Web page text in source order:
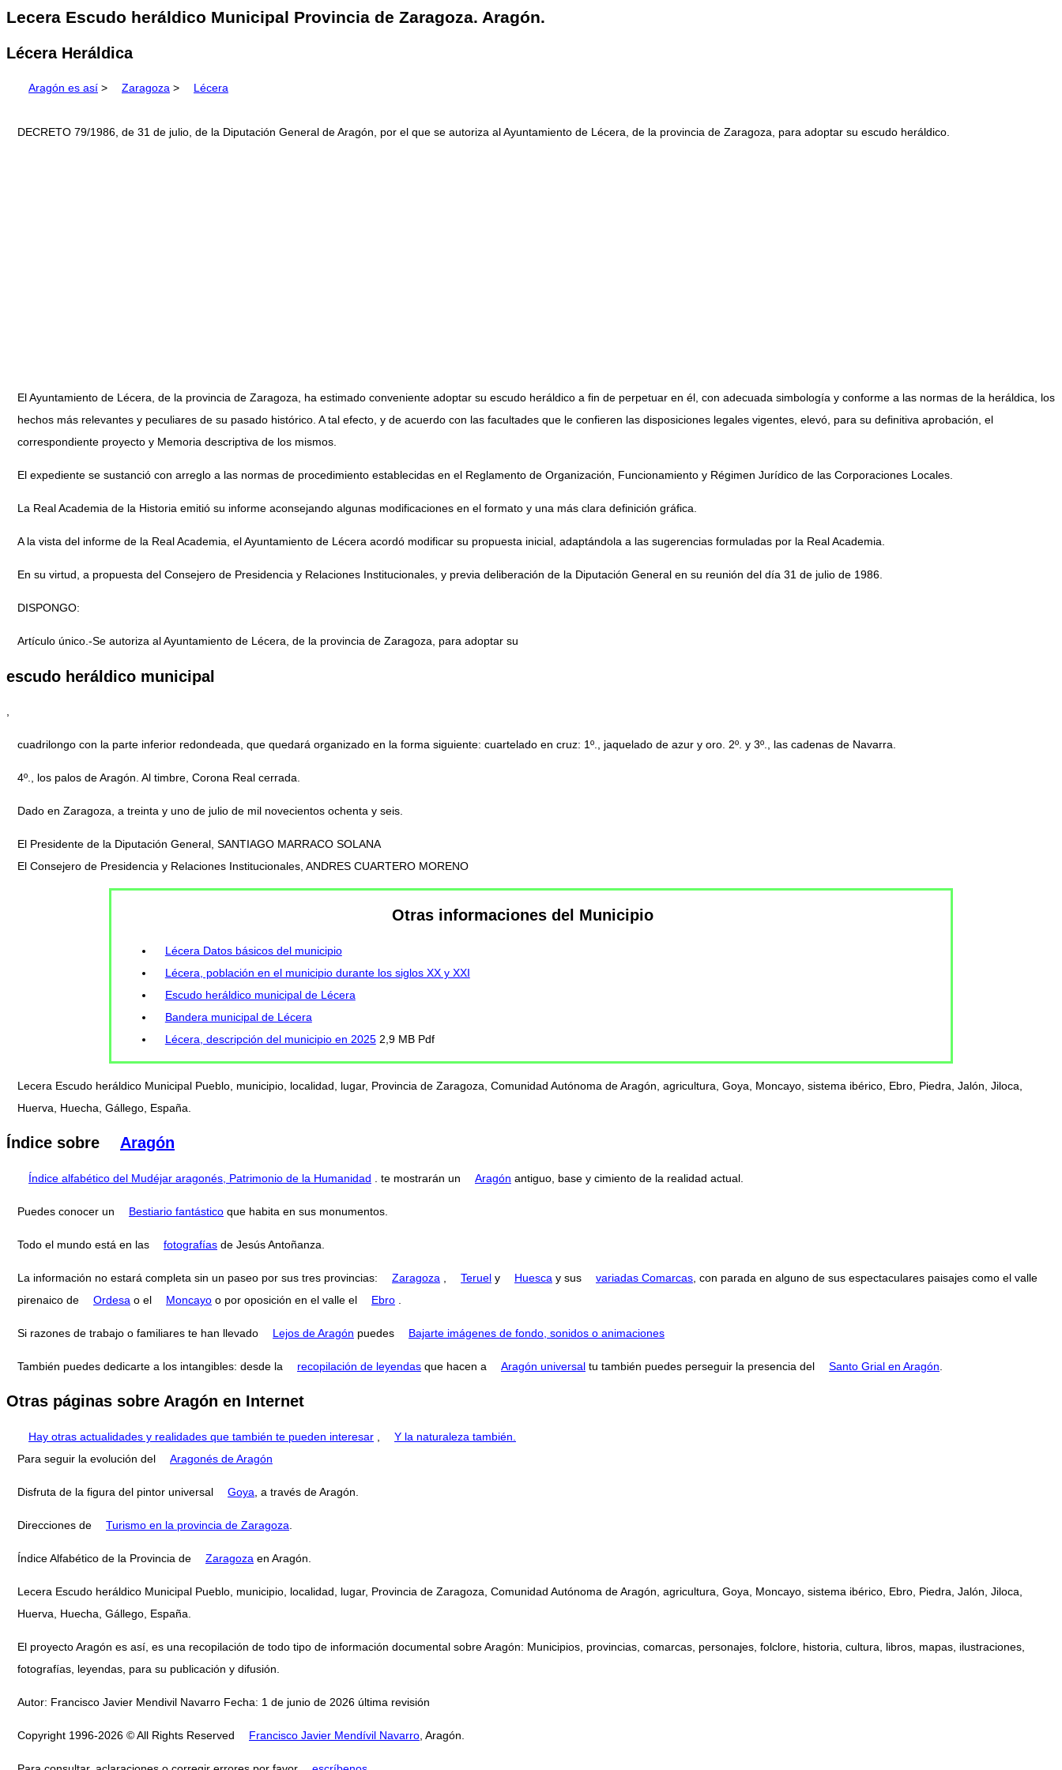
Lecera Escudo heráldico Municipal Provincia de Zaragoza. Aragón.
Lécera Heráldica
Aragón es así > Zaragoza > Lécera
DECRETO 79/1986, de 31 de julio, de la Diputación General de Aragón, por el que se autoriza al Ayuntamiento de Lécera, de la provincia de Zaragoza, para adoptar su escudo heráldico.
El Ayuntamiento de Lécera, de la provincia de Zaragoza, ha estimado conveniente adoptar su escudo heráldico a fin de perpetuar en él, con adecuada simbología y conforme a las normas de la heráldica, los
hechos más relevantes y peculiares de su pasado histórico. A tal efecto, y de acuerdo con las facultades que le confieren las disposiciones legales vigentes, elevó, para su definitiva aprobación, el
correspondiente proyecto y Memoria descriptiva de los mismos.
El expediente se sustanció con arreglo a las normas de procedimiento establecidas en el Reglamento de Organización, Funcionamiento y Régimen Jurídico de las Corporaciones Locales.
La Real Academia de la Historia emitió su informe aconsejando algunas modificaciones en el formato y una más clara definición gráfica.
A la vista del informe de la Real Academia, el Ayuntamiento de Lécera acordó modificar su propuesta inicial, adaptándola a las sugerencias formuladas por la Real Academia.
En su virtud, a propuesta del Consejero de Presidencia y Relaciones Institucionales, y previa deliberación de la Diputación General en su reunión del día 31 de julio de 1986.
DISPONGO:
Artículo único.-Se autoriza al Ayuntamiento de Lécera, de la provincia de Zaragoza, para adoptar su
escudo heráldico municipal
,
cuadrilongo con la parte inferior redondeada, que quedará organizado en la forma siguiente: cuartelado en cruz: 1º., jaquelado de azur y oro. 2º. y 3º., las cadenas de Navarra.
4º., los palos de Aragón. Al timbre, Corona Real cerrada.
Dado en Zaragoza, a treinta y uno de julio de mil novecientos ochenta y seis.
El Presidente de la Diputación General, SANTIAGO MARRACO SOLANA
El Consejero de Presidencia y Relaciones Institucionales, ANDRES CUARTERO MORENO
Otras informaciones del Municipio
Lécera Datos básicos del municipio
Lécera, población en el municipio durante los siglos XX y XXI
Escudo heráldico municipal de Lécera
Bandera municipal de Lécera
Lécera, descripción del municipio en 20252,9 MB Pdf
Lecera Escudo heráldico Municipal Pueblo, municipio, localidad, lugar, Provincia de Zaragoza, Comunidad Autónoma de Aragón, agricultura, Goya, Moncayo, sistema ibérico, Ebro, Piedra, Jalón, Jiloca,
Huerva, Huecha, Gállego, España.
Índice sobre Aragón
Índice alfabético del Mudéjar aragonés, Patrimonio de la Humanidad . te mostrarán un Aragón antiguo, base y cimiento de la realidad actual.
Puedes conocer un Bestiario fantástico que habita en sus monumentos.
Todo el mundo está en las fotografías de Jesús Antoñanza.
La información no estará completa sin un paseo por sus tres provincias: Zaragoza Teruel y Huesca y sus variadas Comarcas , con parada en alguno de sus espectaculares paisajes como el valle
pirenaico de
Ordesa o el Moncayo o por oposición en el valle el Ebro
Si razones de trabajo o familiares te han llevado Lejos de Aragón puedes Bajarte imágenes de fondo, sonidos o animaciones
También puedes dedicarte a los intangibles: desde la recopilación de leyendas que hacen a Aragón universal tu también puedes perseguir la presencia del Santo Grial en Aragón
Otras páginas sobre Aragón en Internet
Hay otras actualidades y realidades que también te pueden interesar
Y la naturaleza también.
Para seguir la evolución del
Aragonés de Aragón
Disfruta de la figura del pintor universal Goya , a través de Aragón.
Direcciones de Turismo en la provincia de Zaragoza
Índice Alfabético de la Provincia de Zaragoza en Aragón.
Lecera Escudo heráldico Municipal Pueblo, municipio, localidad, lugar, Provincia de Zaragoza, Comunidad Autónoma de Aragón, agricultura, Goya, Moncayo, sistema ibérico, Ebro, Piedra, Jalón, Jiloca,
Huerva, Huecha, Gállego, España.
El proyecto Aragón es así, es una recopilación de todo tipo de información documental sobre Aragón: Municipios, provincias, comarcas, personajes, folclore, historia, cultura, libros, mapas, ilustraciones,
fotografías, leyendas, para su publicación y difusión.
Autor: Francisco Javier Mendivil Navarro Fecha: 1 de junio de 2026 última revisión
Copyright 1996-2026 © All Rights Reserved Francisco Javier Mendívil Navarro , Aragón.